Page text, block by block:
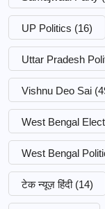
UP Politics (16)
Uttar Pradesh
Vishnu Deo Sai
West Bengal
West Bengal
टेक न्यूज़ हिंदी (14)